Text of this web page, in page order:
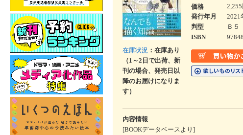
在庫状況 ：在庫あり
（1～2日で出荷、新
刊の場合、発売日以
降のお届けになりま
す）
価格
発行年月
2021
判型
Ｂ５
ISBN
内容情報
[BOOKデータベースより]